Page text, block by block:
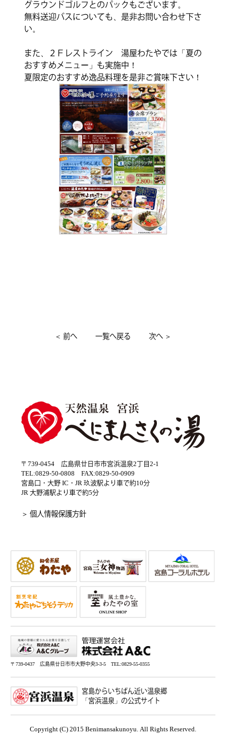
グラウンドゴルフとのパックもございます。
無料送迎バスについても、是非お問い合わせ下さ
い。
また、２Ｆレストライン 湯屋わたやでは「夏の
おすすめメニュー」も実施中！
夏限定のおすすめ逸品料理を是非ご賞味下さい！
＜前へ 一覧へ戻る 次へ＞
〒739-0454 広島県廿日市市宮浜温泉2丁目2-1
TEL:0829-50-0808 FAX:0829-50-0909
宮島口・大野 IC・JR 玖波駅より車で約10分
JR 大野浦駅より車で約5分
＞ 個人情報保護方針
〒739-0437 広島県廿日市市大野中央3-3-5 TEL:0829-55-0355
宮島からいちばん近い温泉郷
「宮浜温泉」の公式サイト
Copyright (C) 2015 Benimansakunoyu. All Rights Reserved.